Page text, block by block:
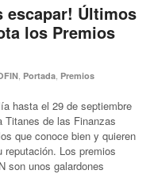
escapar! Últimos
los Premios
Portada Premios
hasta el 29 de septiembre
Titanes de las Finanzas
que conoce bien y quieren
Los premios
son unos galardones